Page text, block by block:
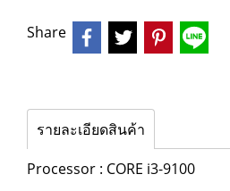
Share
รายละเอียดสินค้า
Processor : CORE i3-9100